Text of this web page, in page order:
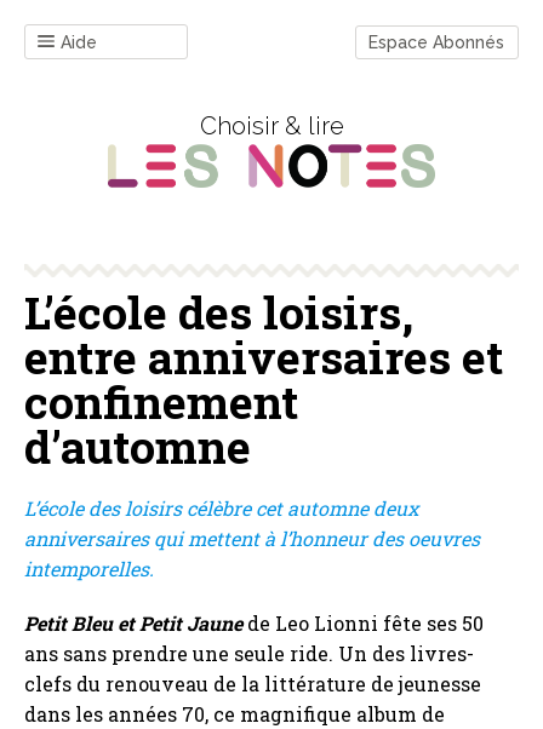
Aide Espace Abonnés
Choisir & lire
L’école des loisirs,
entre anniversaires et
confinement
d’automne
L’école des loisirs célèbre cet automne deux
anniversaires qui mettent à l’honneur des oeuvres
intemporelles.
Petit Bleu et Petit Jaunede Leo Lionni fête ses 50
ans sans prendre une seule ride. Un des livres-
clefs du renouveau de la littérature de jeunesse
dans les années 70, ce magnifique album de